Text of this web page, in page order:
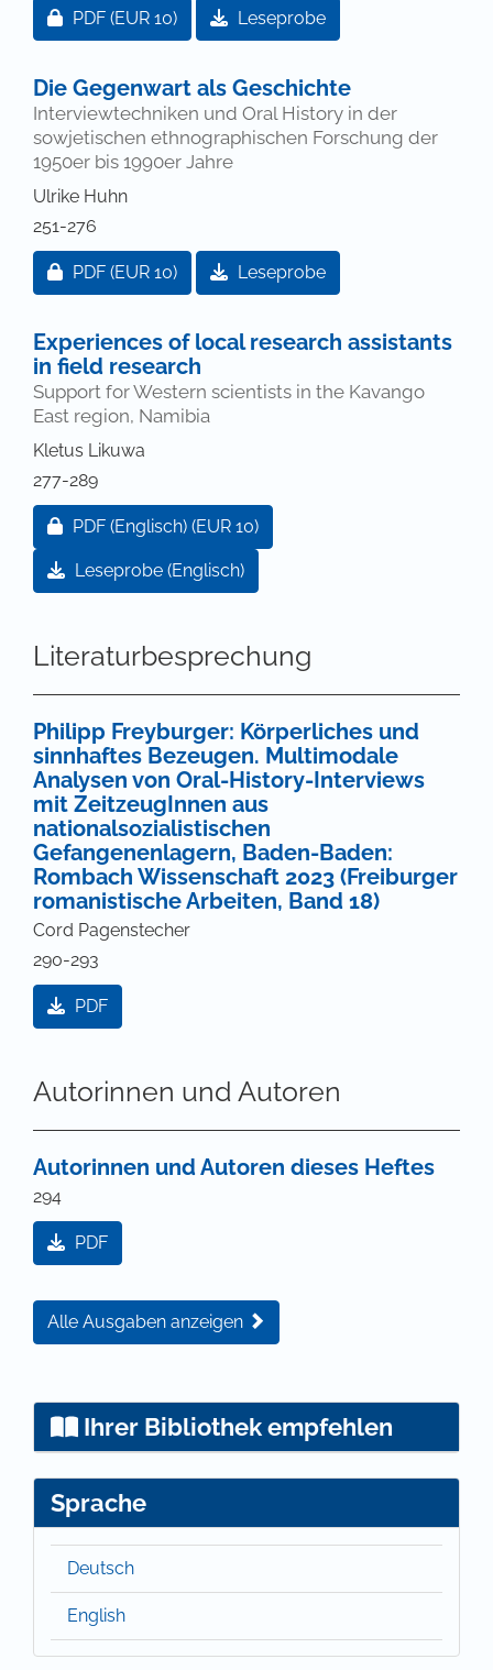
Zugang für Abonnent/innen oder durch Zahlung
PDF (EUR 10) Leseprobe
Die Gegenwart als Geschichte
Interviewtechniken und Oral History in der
sowjetischen ethnographischen Forschung der
1950er bis 1990er Jahre
Ulrike Huhn
251-276
Zugang für Abonnent/innen oder durch Zahlung
PDF (EUR 10) Leseprobe
Experiences of local research assistants
in field research
Support for Western scientists in the Kavango
East region, Namibia
Kletus Likuwa
277-289
Zugang für Abonnent/innen oder durch Zahlung
PDF (Englisch) (EUR 10)
Leseprobe (Englisch)
Literaturbesprechung
Philipp Freyburger: Körperliches und
sinnhaftes Bezeugen. Multimodale
Analysen von Oral-History-Interviews
mit ZeitzeugInnen aus
nationalsozialistischen
Gefangenenlagern, Baden-Baden:
Rombach Wissenschaft 2023 (Freiburger
romanistische Arbeiten, Band 18)
Cord Pagenstecher
290-293
PDF
Autorinnen und Autoren
Autorinnen und Autoren dieses Heftes
294
PDF
Alle Ausgaben anzeigen
Ihrer Bibliothek empfehlen
Sprache
Deutsch
English